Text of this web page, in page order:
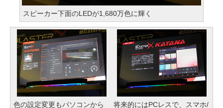
スピーカー下面のLEDが1,680万色に輝く
色の設定変更もパソコンから 将来的にはPCレスで、スマホ/